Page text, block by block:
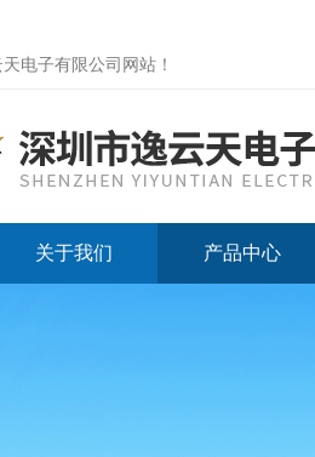
电子有限公司网站 ！
关于我们 产品中心